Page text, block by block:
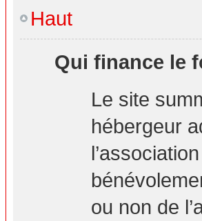
Haut
Qui finance le
Le site
hébergeur
ou non de